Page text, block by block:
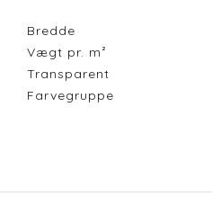
Bredde
Vægt pr. m²
Transparent
Farvegruppe